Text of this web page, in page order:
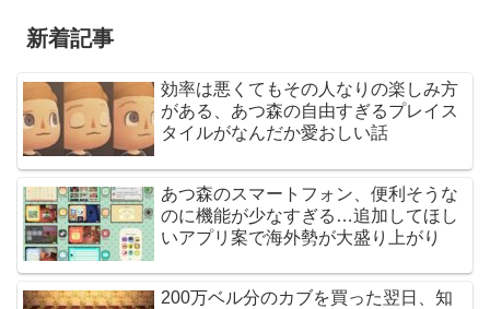
新着記事
効率は悪くてもその人なりの楽しみ方
がある、あつ森の自由すぎるプレイス
タイルがなんだか愛おしい話
あつ森のスマートフォン、便利そうな
のに機能が少なすぎる…追加してほし
いアプリ案で海外勢が大盛り上がり
200万ベル分のカブを買った翌日、知